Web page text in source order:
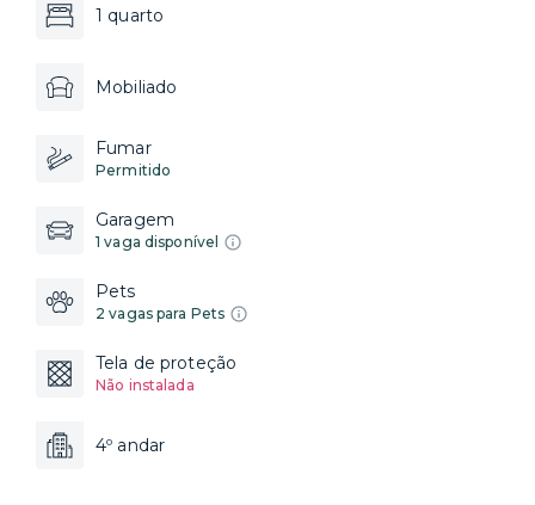
1 quarto
Mobiliado
Fumar
Permitido
Garagem
1 vaga disponível
Pets
2 vagas para Pets
Tela de proteção
Não instalada
4º andar